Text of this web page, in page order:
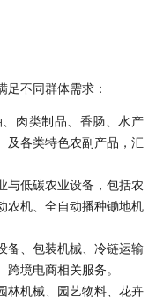
足不同群体需求：
肉类制品、香肠、水产
及各类特色农副产品，汇
与低碳农业设备，包括农
农机、全自动播种锄地机
备、包装机械、冷链运输
境电商相关服务。
林机械、园艺物料、花卉